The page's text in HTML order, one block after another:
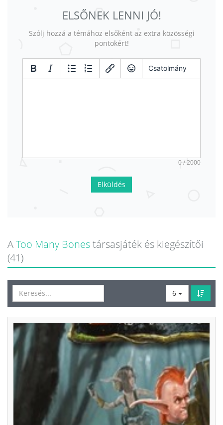
ELSŐNEK LENNI JÓ!
Szólj hozzá a témához elsőként az extra közösségi
pontokért!
Csatolmány
0 / 2000
Elküldés
AToo Many Bonestársasjáték és kiegészítői
(41)
6